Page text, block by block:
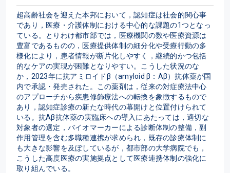
超高齢社会を迎えた本邦において，認知症は社会的関心事
であり，医療・介護体制における中心的な課題の1つとなっ
ている。とりわけ都市部では，医療機関の数や医療資源は
豊富であるものの，医療提供体制の細分化や受療行動の多
様化により，患者情報が断片化しやすく，継続的かつ包括
的なケアの実現が困難となりやすい。こうした状況のな
か，2023年に抗アミロイドβ（amyloid β：Aβ）抗体薬が国
内で承認・発売された。この薬剤は，従来の対症療法中心
のアプローチから疾患修飾療法への転換を象徴するもので
あり，認知症診療の新たな時代の幕開けと位置付けられて
いる。抗Aβ抗体薬の実臨床への導入にあたっては，適切な
対象者の選定，バイオマーカーによる診断体制の整備，副
作用管理を含む多職種連携が求められ，既存の診療体制に
も大きな影響を及ぼしているが，都市部の大学病院でも，
こうした高度医療の実施拠点として医療連携体制の強化に
取り組んでいる。